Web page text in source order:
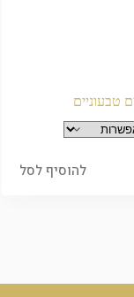
טבעוניים
להוסיף לסל